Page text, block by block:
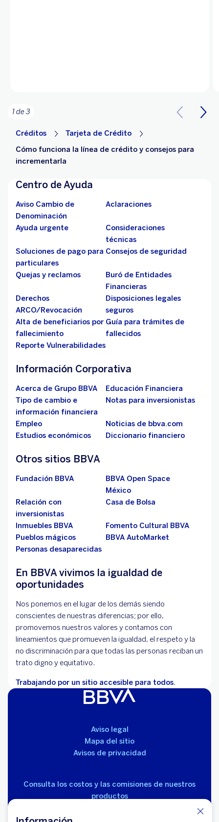
1 de 3
Créditos
Tarjeta de Crédito
Cómo funciona la línea de crédito y consejos para
incrementarla
Centro de Ayuda
Aviso Cambio de
Denominación
Aclaraciones
Ayuda urgente
Consideraciones
técnicas
Soluciones de pago para
particulares
Consejos de seguridad
Quejas y reclamos
Buró de Entidades
Financieras
Derechos
ARCO/Revocación
Disposiciones legales
seguros
Alta de beneficiarios por
fallecimiento
Guía para trámites de
fallecidos
Reporte Vulnerabilidades
Información Corporativa
Acerca de Grupo BBVA
Educación Financiera
Tipo de cambio e
información financiera
Notas para inversionistas
Empleo
Noticias de bbva.com
Estudios económicos
Diccionario financiero
Otros sitios BBVA
Fundación BBVA
BBVA Open Space
México
Relación con
inversionistas
Casa de Bolsa
Inmuebles BBVA
Fomento Cultural BBVA
Pueblos mágicos
BBVA AutoMarket
Personas desaparecidas
En BBVA vivimos la igualdad de
oportunidades
Nos ponemos en el lugar de los demás siendo
conscientes de nuestras diferencias; por ello,
promovemos nuestros valores y contamos con
lineamientos que promueven la igualdad, el respeto y la
no discriminación para que todas las personas reciban un
trato digno y equitativo.
Trabajando por un sitio accesible para todos.
Aviso legal
Mapa del sitio
Avisos de privacidad
Consulta los costos y las comisiones de nuestros
productos